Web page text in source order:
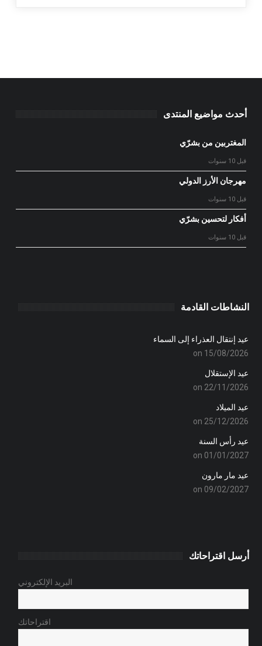
أحدث مواضيع المنتدى
المغتربين من بشرّي
قبل 10 سنوات
مهرجان الأرز الدولي
قبل 10 سنوات
أفكار لتحسين بشرّي
قبل 10 سنوات
النشاطات القادمة
عيد إنتقال العذراء إلى السماء
on 15/08/2026
عيد الإستقلال
on 22/11/2026
عيد الميلاد
on 25/12/2026
عيد رأس السنة
on 01/01/2027
عيد مار مارون
on 09/02/2027
أرسل اقتراحاتك
البريد الإلكتروني
اقتراحاتك